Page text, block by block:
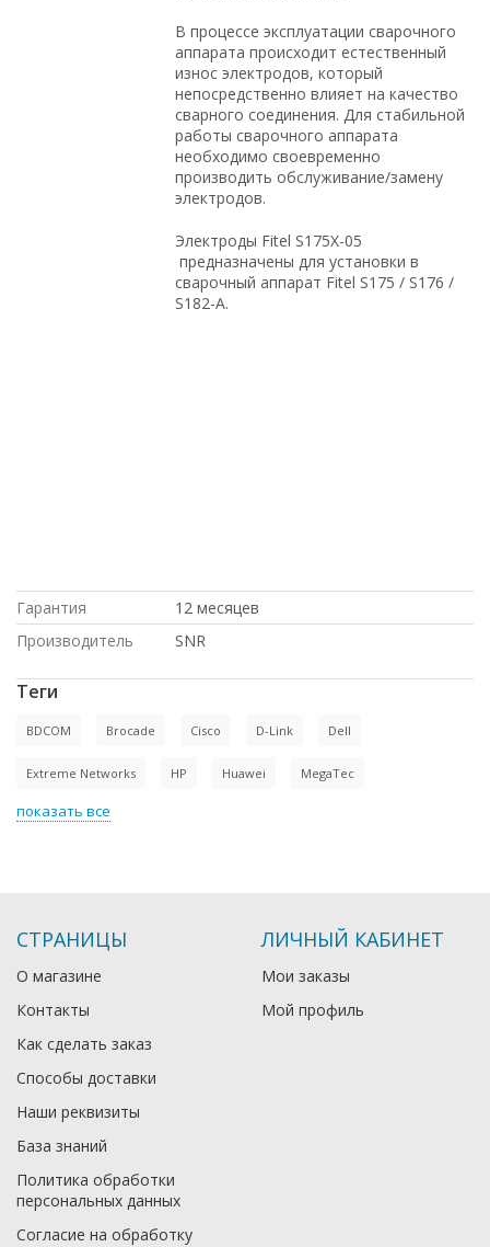
В процессе эксплуатации сварочного
аппарата происходит естественный
износ электродов, который
непосредственно влияет на качество
сварного соединения. Для стабильной
работы сварочного аппарата
необходимо своевременно
производить обслуживание/замену
электродов.
Электроды Fitel S175X-05​
предназначены для установки в
сварочный аппарат Fitel S175 / S176 /
S182-A.
Гарантия
12 месяцев
Производитель
SNR
Теги
BDCOM Brocade Cisco D-Link Dell
Extreme Networks HP Huawei MegaTec
показать все
СТРАНИЦЫ
О магазине
Контакты
Как сделать заказ
Способы доставки
Наши реквизиты
База знаний
Политика обработки
персональных данных
Согласие на обработку
ЛИЧНЫЙ КАБИНЕТ
Мои заказы
Мой профиль